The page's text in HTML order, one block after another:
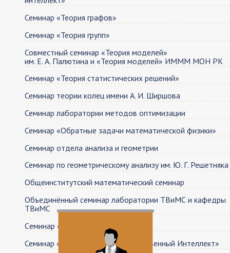
Семинар «Теория графов»
Семинар «Теория групп»
Совместный семинар «Теория моделей»
им. Е. А. Палютина и «Теория моделей» ИМММ МОН РК
Семинар «Теория статистических решений»
Семинар теории колец имeни А. И. Ширшова
Семинар лаборатории методов оптимизации
Семинар «Обратные задачи математической физики»
Семинар отдела анализа и геометрии
Семинар по геометрическому анализу им. Ю. Г. Решетняка
Общеинститутский математический семинар
Объединённый семинар лаборатории ТВиМС и кафедры
ТВиМС
Cеминар «Теория вычислимости»
Семинар «Объяснительный Искусственный Интеллект»